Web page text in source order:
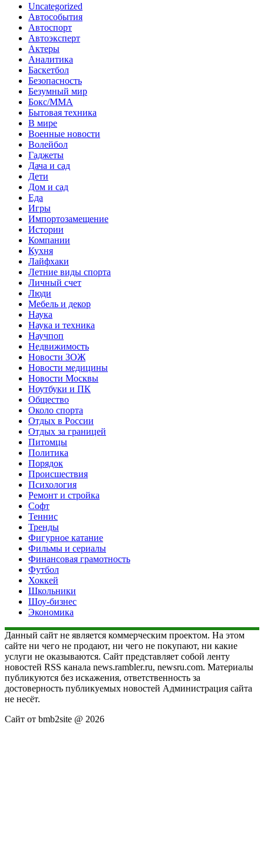
Uncategorized
Автособытия
Автоспорт
Автоэксперт
Актеры
Аналитика
Баскетбол
Безопасность
Безумный мир
Бокс/MMA
Бытовая техника
В мире
Военные новости
Волейбол
Гаджеты
Дача и сад
Дети
Дом и сад
Еда
Игры
Импортозамещение
Истории
Компании
Кухня
Лайфхаки
Летние виды спорта
Личный счет
Люди
Мебель и декор
Наука
Наука и техника
Научпоп
Недвижимость
Новости ЗОЖ
Новости медицины
Новости Москвы
Ноутбуки и ПК
Общество
Около спорта
Отдых в России
Отдых за границей
Питомцы
Политика
Порядок
Происшествия
Психология
Ремонт и стройка
Софт
Теннис
Тренды
Фигурное катание
Фильмы и сериалы
Финансовая грамотность
Футбол
Хоккей
Школьники
Шоу-бизнес
Экономика
Данный сайт не является коммерческим проектом. На этом
сайте ни чего не продают, ни чего не покупают, ни какие
услуги не оказываются. Сайт представляет собой ленту
новостей RSS канала news.rambler.ru, newsru.com. Материалы
публикуются без искажения, ответственность за
достоверность публикуемых новостей Администрация сайта
не несёт.
Сайт от bmb2site @ 2026